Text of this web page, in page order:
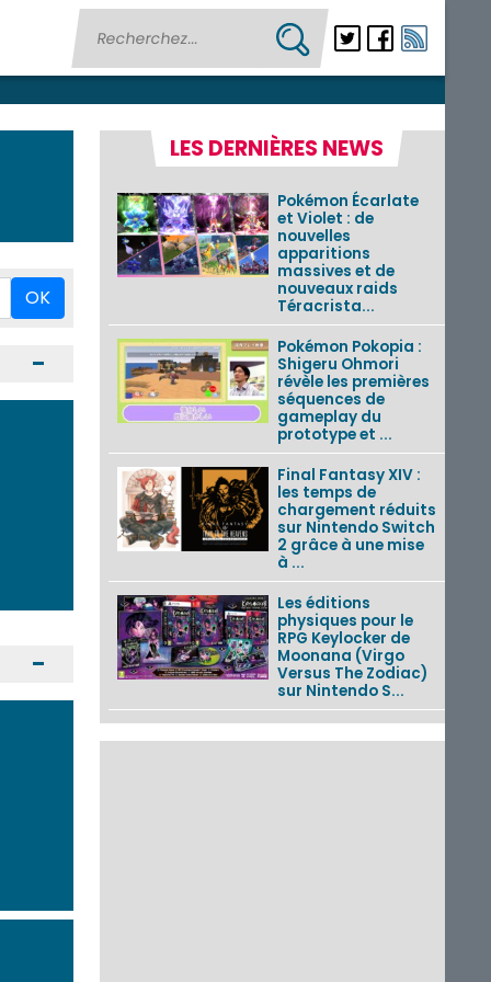
OK
Ouvrir / Fermer
Ouvrir / Fermer
LES DERNIÈRES NEWS
Pokémon Écarlate
et Violet : de
nouvelles
apparitions
massives et de
nouveaux raids
Téracrista...
Pokémon Pokopia :
Shigeru Ohmori
révèle les premières
séquences de
gameplay du
prototype et ...
Final Fantasy XIV :
les temps de
chargement réduits
sur Nintendo Switch
2 grâce à une mise
à ...
Les éditions
physiques pour le
RPG Keylocker de
Moonana (Virgo
Versus The Zodiac)
sur Nintendo S...